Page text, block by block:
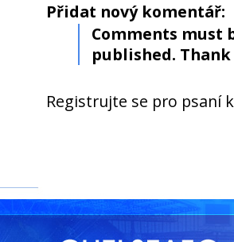
Přidat nový komentář:
Comments must
published. Thank
Registrujte se pro psaní